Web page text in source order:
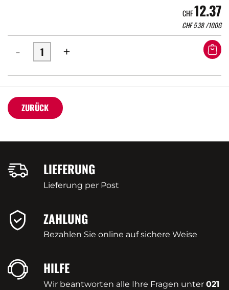
CHF12.37
CHF5.38/100G
- +
ZURÜCK
LIEFERUNG
Lieferung per Post
ZAHLUNG
Bezahlen Sie online auf sichere Weise
HILFE
Wir beantworten alle Ihre Fragen unter021